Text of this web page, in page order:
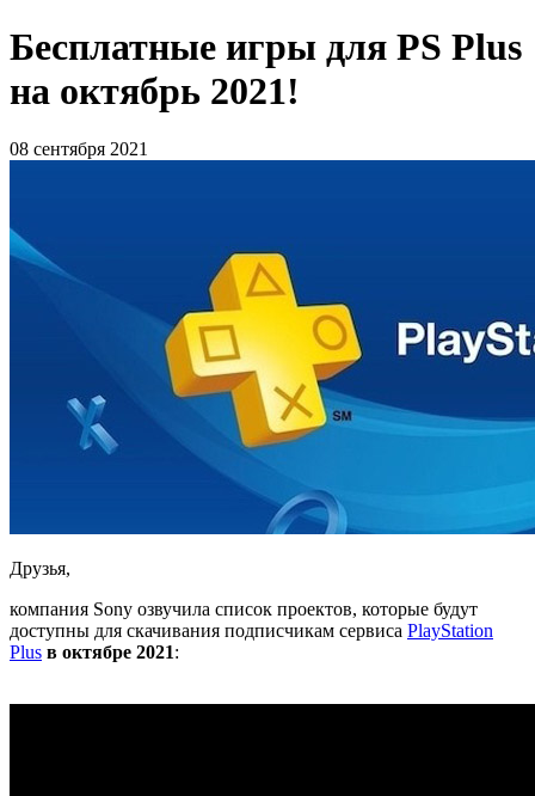
Бесплатные игры для PS Plus
на октябрь 2021!
08 сентября 2021
Друзья,
компания Sony озвучила список проектов, которые будут
доступны для скачивания подписчикам сервиса PlayStation
Plus в октябре 2021: